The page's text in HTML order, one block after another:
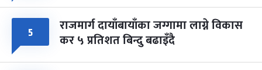
५ राजमार्ग दायाँबायाँका जग्गामा लाग्ने विकास
कर ५ प्रतिशत बिन्दु बढाइँदै